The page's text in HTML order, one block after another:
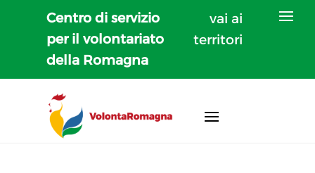
Centro di servizio
per il volontariato
della Romagna
vai ai
territori